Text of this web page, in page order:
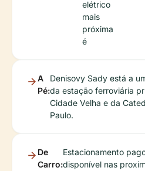
elétrico
mais
próxima
é
A
Pé:
Denisovy Sady está a
da estação ferroviária
Cidade Velha e da
Paulo.
De
Carro:
Estacionamento
disponível nas